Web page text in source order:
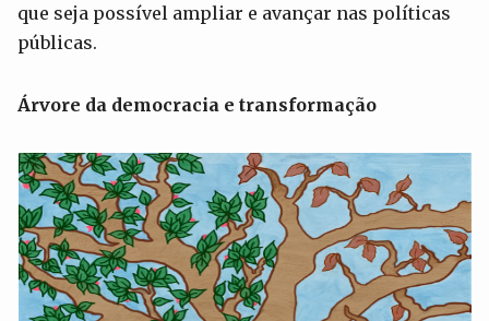
que seja possível ampliar e avançar nas políticas
públicas.
Árvore da democracia e transformação